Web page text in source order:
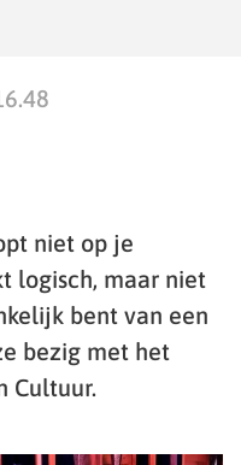
niet op je
logisch, maar niet
bent van een
bezig met het
Cultuur.